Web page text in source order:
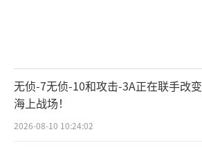
无侦-7无侦-10和攻击-3A正在联手改变
海上战场！
2026-08-10 10:24:02